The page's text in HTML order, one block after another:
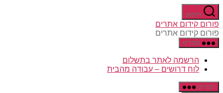
דלג
לתוכן חיפוש
פורום קידום אתרים
פורום קידום אתרים
תפריט
הרשמה לאתר בתשלום
לוח דרושים – עבודה מהבית
תפריט